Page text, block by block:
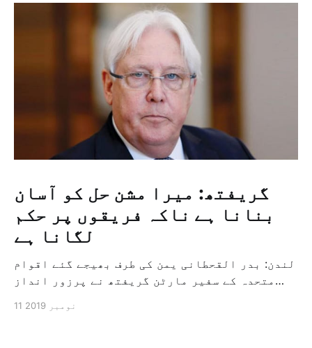
گریفتھ: میرا مشن حل کو آسان
بنانا ہے ناکہ فریقوں پر حکم
لگانا ہے
لندن: بدر القحطانی یمن کی طرف بھیجے گئے اقوام
متحدہ کے سفیر مارٹن گریفتھ نے پرزور انداز
ثالثی اور اس کشمکش کی حدبندی کرنے کے لئے ایک
11 نومبر 2019